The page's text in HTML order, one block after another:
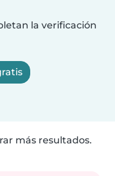
la verificación
más resultados.